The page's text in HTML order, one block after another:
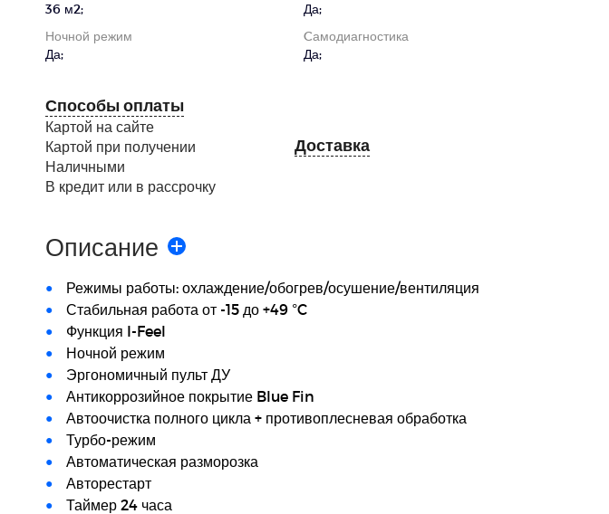
36 м2;
Да;
Ночной режим
Да;
Cамодиагностика
Да;
Способы оплаты
Картой на сайте
Картой при получении
Наличными
В кредит или в рассрочку
Доставка
Описание
Режимы работы: охлаждение/обогрев/осушение/вентиляция
Стабильная работа от -15 до +49 °C
Функция I-Feel
Ночной режим
Эргономичный пульт ДУ
Антикоррозийное покрытие Blue Fin
Автоочистка полного цикла + противоплесневая обработка
Турбо-режим
Автоматическая разморозка
Авторестарт
Таймер 24 часа